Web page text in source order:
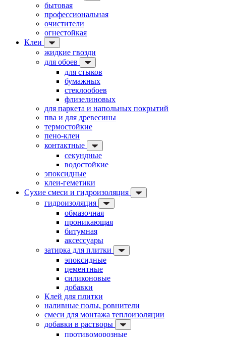
бытовая
профессиональная
очистители
огнестойкая
Клеи
жидкие гвозди
для обоев
для стыков
бумажных
стеклообоев
флизелиновых
для паркета и напольных покрытий
пва и для древесины
термостойкие
пено-клеи
контактные
секундные
водостойкие
эпоксидные
клеи-геметики
Сухие смеси и гидроизоляция
гидроизоляция
обмазочная
проникающая
битумная
аксессуары
затирка для плитки
эпоксидные
цементные
силиконовые
добавки
Клей для плитки
наливные полы, ровнители
смеси для монтажа теплоизоляции
добавки в растворы
противоморозные